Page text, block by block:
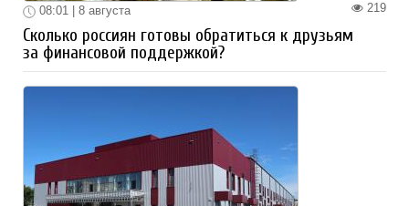
219
08:01 | 8 августа
Сколько россиян готовы обратиться к друзьям
за финансовой поддержкой?